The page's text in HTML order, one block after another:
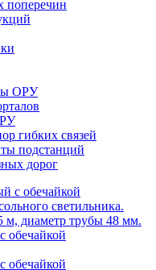
поперечин
ОРУ
гибких связей
подстанций
дорог